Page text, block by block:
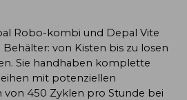
Robo-kombi und Depal Vite
Behälter: von Kisten bis zu losen
Sie handhaben komplette
mit potenziellen
von 450 Zyklen pro Stunde bei